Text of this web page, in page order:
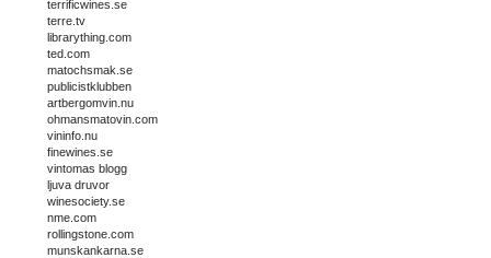
terrificwines.se
terre.tv
librarything.com
ted.com
matochsmak.se
publicistklubben
artbergomvin.nu
ohmansmatovin.com
vininfo.nu
finewines.se
vintomas blogg
ljuva druvor
winesociety.se
nme.com
rollingstone.com
munskankarna.se